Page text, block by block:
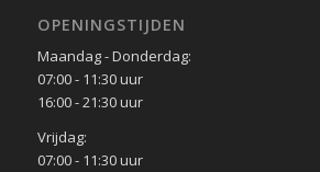
OPENINGSTIJDEN
Maandag - Donderdag:
07:00 - 11:30 uur
16:00 - 21:30 uur
Vrijdag:
07:00 - 11:30 uur